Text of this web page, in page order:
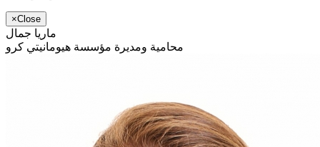
×Close
ماريا جمال
محامية ومديرة مؤسسة هيومانيتي كرو